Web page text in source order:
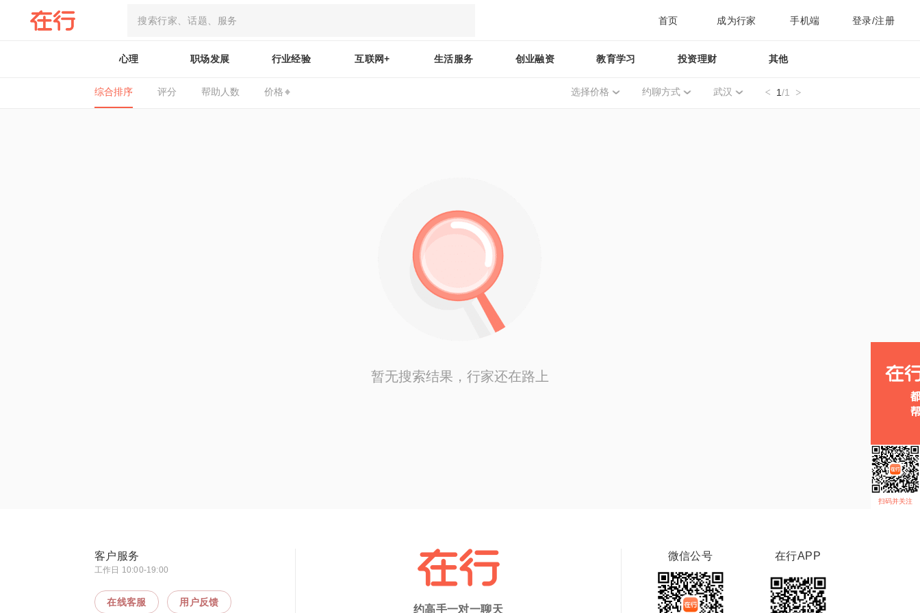
首页 成为行家 手机端 登录/注册
心理 职场发展 行业经验 互联网+ 生活服务 创业融资 教育学习 投资理财 其他
综合排序 评分 帮助人数 价格 选择价格 约聊方式 武汉 1/1
暂无搜索结果，行家还在路上
扫码并关注
客户服务
工作日 10:00-19:00
在线客服 用户反馈
约高手一对一聊天
微信公号 在行APP